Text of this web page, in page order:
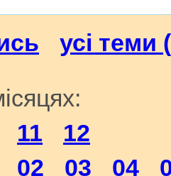
усі теми
11
12
02 03 04